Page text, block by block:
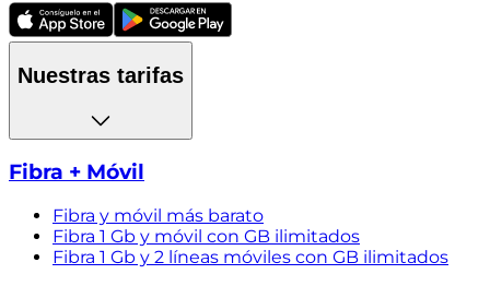
Nuestras tarifas
Fibra + Móvil
Fibra y móvil más barato
Fibra 1 Gb y móvil con GB ilimitados
Fibra 1 Gb y 2 líneas móviles con GB ilimitados